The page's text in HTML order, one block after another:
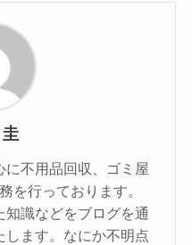
不用品回収、ゴミ屋
を行っております。
知識などをブログを通
します。なにか不明点